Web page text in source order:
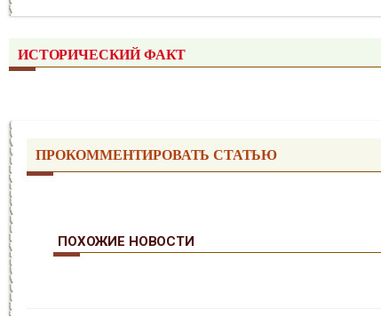
ИСТОРИЧЕСКИЙ ФАКТ
ПРОКОММЕНТИРОВАТЬ СТАТЬЮ
ПОХОЖИЕ НОВОСТИ